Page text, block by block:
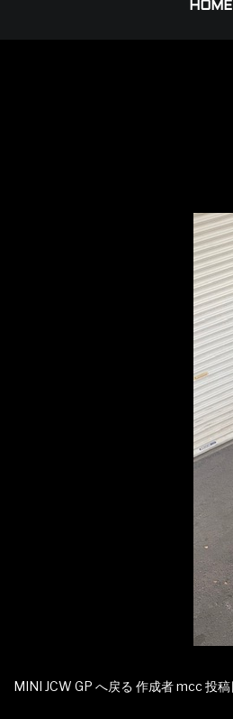
HOME
MINI JCW GP へ戻る 作成者mcc投稿